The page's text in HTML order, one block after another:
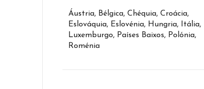
Áustria, Bélgica, Chéquia, Croácia,
Eslováquia, Eslovénia, Hungria, Itália,
Luxemburgo, Países Baixos, Polónia,
Roménia